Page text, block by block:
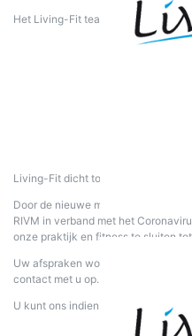
Het Living-Fit team.
Living-Fit dicht tot 6 april
Door de nieuwe maatregelen van
RIVM in verband met het
onze praktijk en fitness te sluiten tot
Uw afspraken worden afgezegd
contact met u op.
U kunt ons indien nodig bereiken